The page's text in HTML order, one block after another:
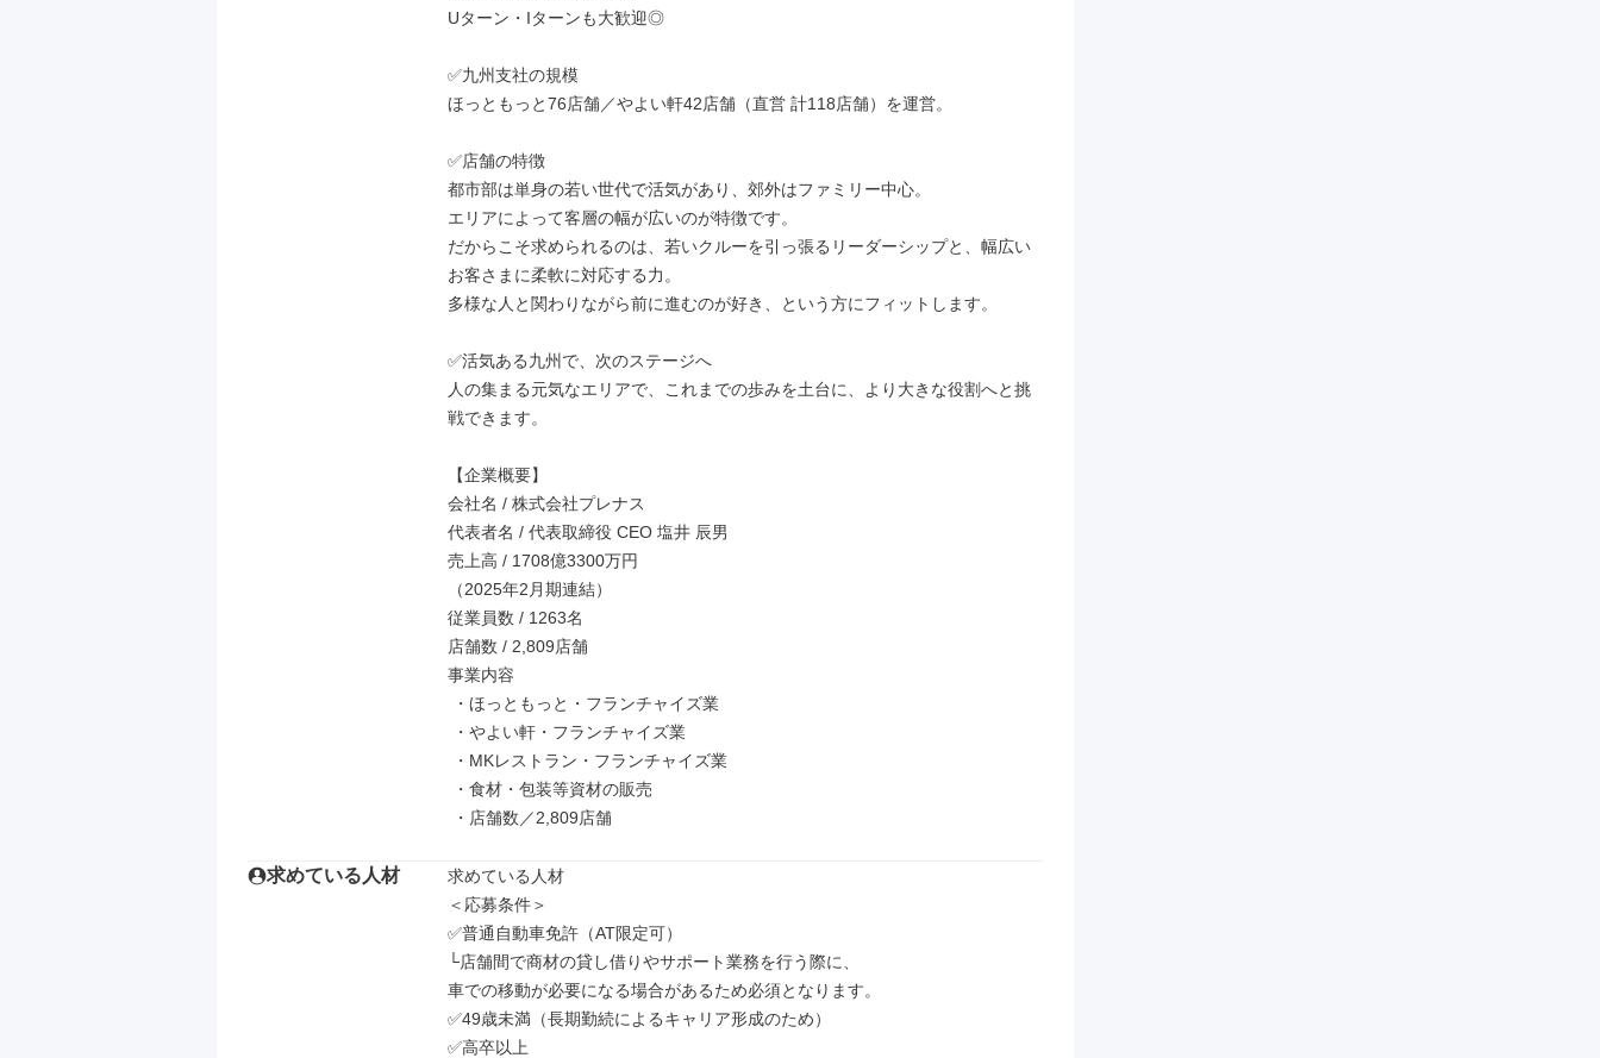
Uターン・Iターンも大歓迎◎
✅九州支社の規模
ほっともっと76店舗／やよい軒42店舗（直営 計118店舗）を運営。
✅店舗の特徴
都市部は単身の若い世代で活気があり、郊外はファミリー中心。
エリアによって客層の幅が広いのが特徴です。
だからこそ求められるのは、若いクルーを引っ張るリーダーシップと、幅広い
お客さまに柔軟に対応する力。
多様な人と関わりながら前に進むのが好き、という方にフィットします。
✅活気ある九州で、次のステージへ
人の集まる元気なエリアで、これまでの歩みを土台に、より大きな役割へと挑
戦できます。
【企業概要】
会社名 / 株式会社プレナス
代表者名 / 代表取締役 CEO 塩井 辰男
売上高 / 1708億3300万円
（2025年2月期連結）
従業員数 / 1263名
店舗数 / 2,809店舗
事業内容
・店舗数／2,809店舗
求めている人材
求めている人材
＜応募条件＞
✅普通自動車免許（AT限定可）
└店舗間で商材の貸し借りやサポート業務を行う際に、
車での移動が必要になる場合があるため必須となります。
✅49歳未満（長期勤続によるキャリア形成のため）
✅高卒以上